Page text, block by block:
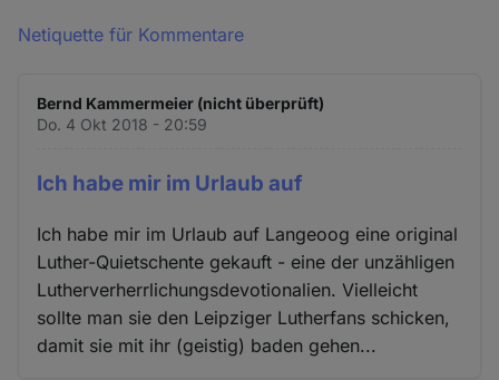
Netiquette für Kommentare
Bernd Kammermeier (nicht überprüft)
Do. 4 Okt 2018 - 20:59
Ich habe mir im Urlaub auf
Ich habe mir im Urlaub auf Langeoog eine original
Luther-Quietschente gekauft - eine der unzähligen
Lutherverherrlichungsdevotionalien. Vielleicht
sollte man sie den Leipziger Lutherfans schicken,
damit sie mit ihr (geistig) baden gehen...